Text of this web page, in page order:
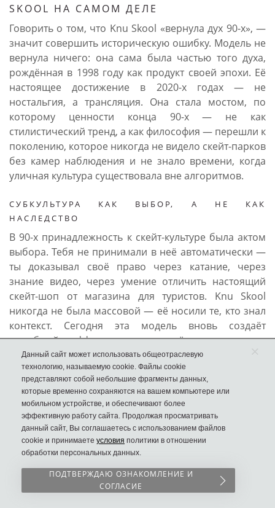
SKOOL НА САМОМ ДЕЛЕ
Говорить о том, что Knu Skool «вернула дух 90-х», —
значит совершить историческую ошибку. Модель не
вернула ничего: она сама была частью того духа,
рождённая в 1998 году как продукт своей эпохи. Её
настоящее достижение в 2020-х годах — не
ностальгия, а трансляция. Она стала мостом, по
которому ценности конца 90-х — не как
стилистический тренд, а как философия — перешли к
поколению, которое никогда не видело скейт-парков
без камер наблюдения и не знало времени, когда
уличная культура существовала вне алгоритмов.
СУБКУЛЬТУРА КАК ВЫБОР, А НЕ КАК
НАСЛЕДСТВО
В 90-х принадлежность к скейт-культуре была актом
выбора. Тебя не принимали в неё автоматически —
ты доказывал своё право через катание, через
знание видео, через умение отличить настоящий
скейт-шоп от магазина для туристов. Knu Skool
никогда не была массовой — её носили те, кто знал
контекст. Сегодня эта модель вновь создаёт
подобный эффект: надевая её, ты делаешь
заявление. Не «я следую тренду», а «я выбрал
сторону».
Интересно, что сам бренд сознательно избегает
превращения Knu Skool в массовый продукт.
Ограниченные дропы, коллаборации с нишевыми
художниками, отказ от тотальной рекламы — всё это
сохраняет ощущение принадлежности к сообществу.
«Старое поколение искало аутентичность в
прошлом. Новое поколение ищет её в настоящем —
Данный сайт может использовать общеотраслевую
технологию, называемую cookie. Файлы cookie
представляют собой небольшие фрагменты данных,
которые временно сохраняются на вашем компьютере или
мобильном устройстве, и обеспечивают более
эффективную работу сайта. Продолжая просматривать
данный сайт, Вы соглашаетесь с использованием файлов
cookie и принимаете условия политики в отношении
обработки персональных данных.
×
ПОДТВЕРЖДАЮ ОЗНАКОМЛЕНИЕ И
СОГЛАСИЕ